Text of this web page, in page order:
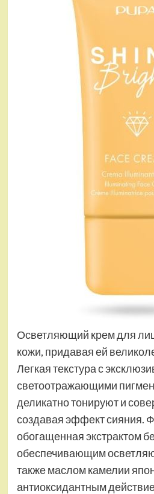
Осветляющий крем для
кожи, придавая ей
Легкая текстура с
светоотражающими
деликатно тонируют и
создавая эффект сияния.
обогащенная экстрактом
обеспечивающим
также маслом камелии
антиоксидантным